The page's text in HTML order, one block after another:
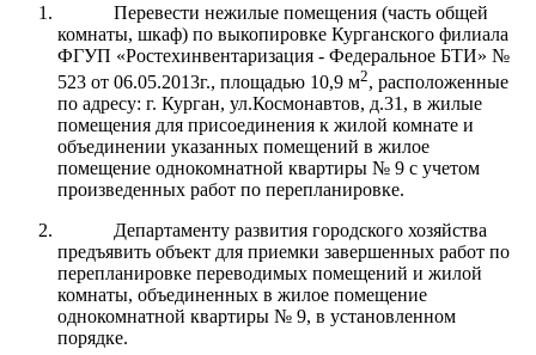
Перевести нежилые помещения (часть общей
комнаты, шкаф) по выкопировке Курганского филиала
ФГУП «Ростехинвентаризация - Федеральное БТИ» №
523 от 06.05.2013г., площадью 10,9 м2, расположенные
по адресу: г. Курган, ул.Космонавтов, д.31, в жилые
помещения для присоединения к жилой комнате и
объединении указанных помещений в жилое
помещение однокомнатной квартиры № 9 с учетом
произведенных работ по перепланировке.
Департаменту развития городского хозяйства
предъявить объект для приемки завершенных работ по
перепланировке переводимых помещений и жилой
комнаты, объединенных в жилое помещение
однокомнатной квартиры № 9, в установленном
порядке.